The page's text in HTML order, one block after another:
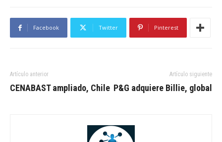
Facebook Twitter Pinterest
Artículo anterior
CENABAST ampliado, Chile
Artículo siguiente
P&G adquiere Billie, global